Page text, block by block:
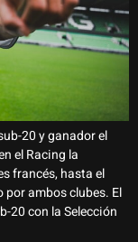
20 y ganador el
el Racing la
francés, hasta el
ambos clubes. El
20 con la Selección